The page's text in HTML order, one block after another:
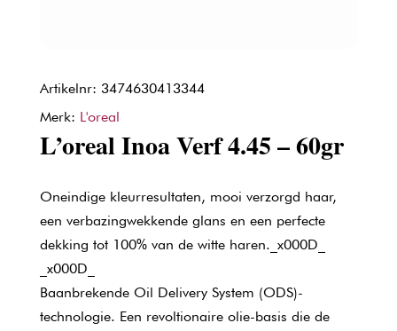
Artikelnr: 3474630413344
Merk: L'oreal
L’oreal Inoa Verf 4.45 – 60gr
Oneindige kleurresultaten, mooi verzorgd haar,
een verbazingwekkende glans en een perfecte
dekking tot 100% van de witte haren._x000D_
_x000D_
Baanbrekende Oil Delivery System (ODS)-
technologie. Een revoltionaire olie-basis die de